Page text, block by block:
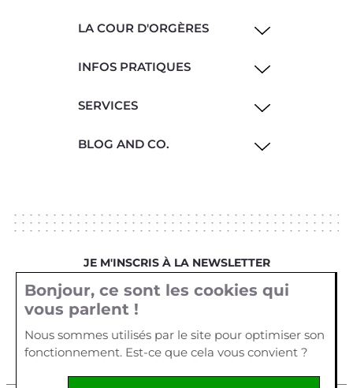
LA COUR D'ORGÈRES
INFOS PRATIQUES
SERVICES
BLOG AND CO.
JE M'INSCRIS À LA NEWSLETTER
Votre email
Bonjour, ce sont les cookies qui
vous parlent !
Nous sommes utilisés par le site pour optimiser son
fonctionnement. Est-ce que cela vous convient ?